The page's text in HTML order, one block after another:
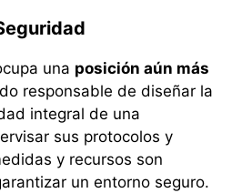
una posición aún más
responsable de diseñar la
integral de una
sus protocolos y
y recursos son
un entorno seguro.